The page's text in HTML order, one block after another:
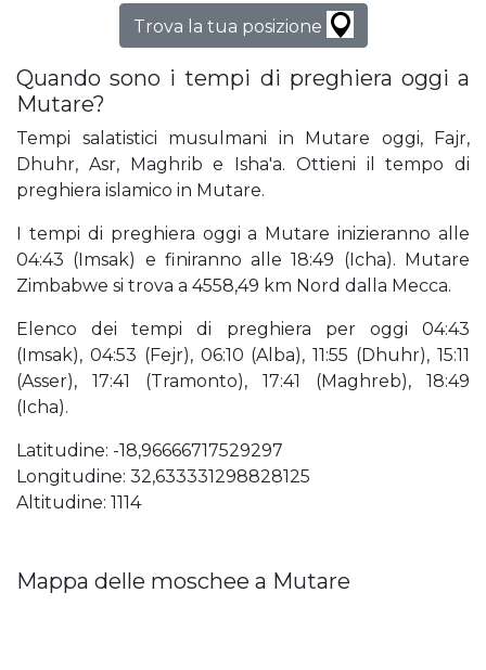
Trova la tua posizione
Quando sono i tempi di preghiera oggi a
Mutare?
Tempi salatistici musulmani in Mutare oggi, Fajr,
Dhuhr, Asr, Maghrib e Isha'a. Ottieni il tempo di
preghiera islamico in Mutare.
I tempi di preghiera oggi a Mutare inizieranno alle
04:43 (Imsak) e finiranno alle 18:49 (Icha). Mutare
Zimbabwe si trova a 4558,49 km Nord dalla Mecca.
Elenco dei tempi di preghiera per oggi 04:43
(Imsak), 04:53 (Fejr), 06:10 (Alba), 11:55 (Dhuhr), 15:11
(Asser), 17:41 (Tramonto), 17:41 (Maghreb), 18:49
(Icha).
Latitudine: -18,96666717529297
Longitudine: 32,633331298828125
Altitudine: 1114
Mappa delle moschee a Mutare